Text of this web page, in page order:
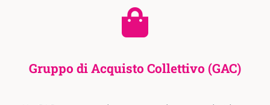
Gruppo di Acquisto Collettivo (GAC)